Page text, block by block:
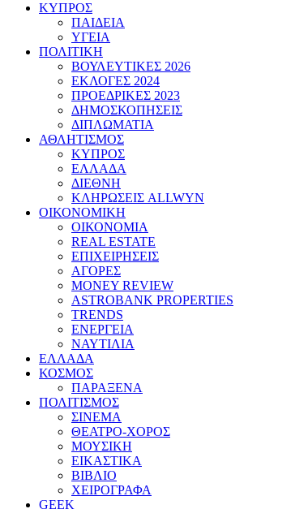
ΚΥΠΡΟΣ
ΠΑΙΔΕΙΑ
ΥΓΕΙΑ
ΠΟΛΙΤΙΚΗ
ΒΟΥΛΕΥΤΙΚΕΣ 2026
ΕΚΛΟΓΕΣ 2024
ΠΡΟΕΔΡΙΚΕΣ 2023
ΔΗΜΟΣΚΟΠΗΣΕΙΣ
ΔΙΠΛΩΜΑΤΙΑ
ΑΘΛΗΤΙΣΜΟΣ
ΚΥΠΡΟΣ
ΕΛΛΑΔΑ
ΔΙΕΘΝΗ
ΚΛΗΡΩΣΕΙΣ ALLWYN
ΟΙΚΟΝΟΜΙΚΗ
ΟΙΚΟΝΟΜΙΑ
REAL ESTATE
ΕΠΙΧΕΙΡΗΣΕΙΣ
ΑΓΟΡΕΣ
MONEY REVIEW
ASTROBANK PROPERTIES
TRENDS
ΕΝΕΡΓΕΙΑ
ΝΑΥΤΙΛΙΑ
ΕΛΛΑΔΑ
ΚΟΣΜΟΣ
ΠΑΡΑΞΕΝΑ
ΠΟΛΙΤΙΣΜΟΣ
ΣΙΝΕΜΑ
ΘΕΑΤΡΟ-ΧΟΡΟΣ
ΜΟΥΣΙΚΗ
ΕΙΚΑΣΤΙΚΑ
ΒΙΒΛΙΟ
ΧΕΙΡΟΓΡΑΦΑ
GEEK